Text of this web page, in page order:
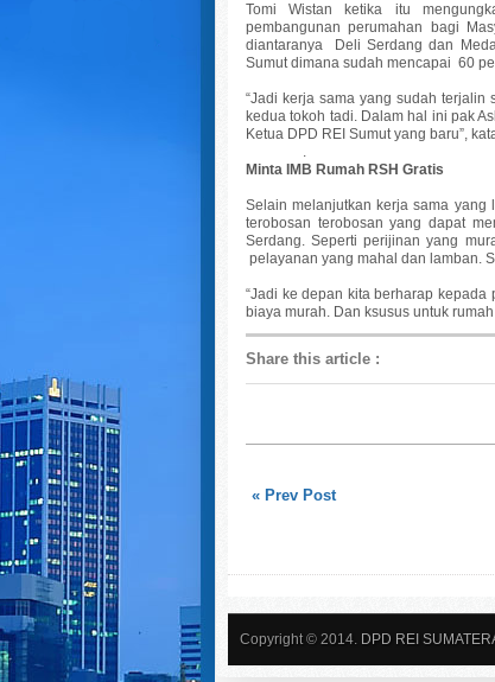
Tomi Wistan ketika itu
pembangunan perumahan bagi
diantaranya Deli Serdang dan
Sumut dimana sudah mencapai 60
“Jadi kerja sama yang sudah
kedua tokoh tadi. Dalam hal ini pak
Ketua DPD REI Sumut yang baru”,
.
Minta IMB Rumah RSH Gratis
Selain melanjutkan kerja sama yang
terobosan terobosan yang dapat
Serdang. Seperti perijinan yang
pelayanan yang mahal dan lamban.
“Jadi ke depan kita berharap
biaya murah. Dan ksusus untuk
Share this article :
« Prev Post
Copyright © 2014. DPD REI